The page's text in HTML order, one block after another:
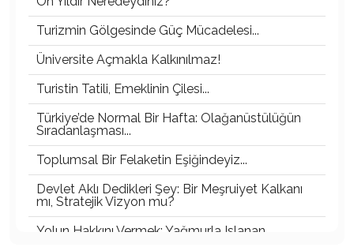
Turizmin Gölgesinde Güç Mücadelesi...
Üniversite Açmakla Kalkınılmaz!
Turistin Tatili, Emeklinin Çilesi...
Türkiye’de Normal Bir Hafta: Olağanüstülüğün
Sıradanlaşması...
Toplumsal Bir Felaketin Eşiğindeyiz...
Devlet Aklı Dedikleri Şey: Bir Meşruiyet Kalkanı
mı, Stratejik Vizyon mu?
Yolun Hakkını Vermek: Yağmurla Islanan